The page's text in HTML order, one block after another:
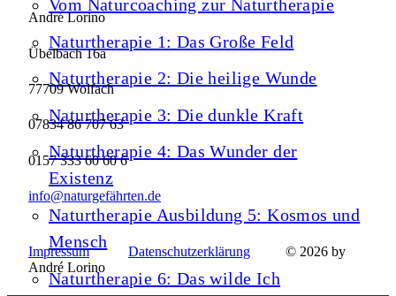
Vom Naturcoaching zur Naturtherapie
Naturtherapie 1: Das Große Feld
Naturtherapie 2: Die heilige Wunde
Naturtherapie 3: Die dunkle Kraft
Naturtherapie 4: Das Wunder der
Existenz
Naturtherapie Ausbildung 5: Kosmos und
Mensch
Naturtherapie 6: Das wilde Ich
André Lorino
Übelbach 16a
77709 Wolfach
07834 86 707 63
0157 333 60 60 6
info@naturgefährten.de
Impressum Datenschutzerklärung © 2026 by
André Lorino